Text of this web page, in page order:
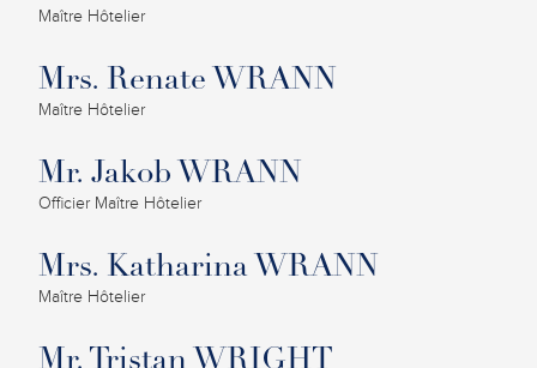
Maître Hôtelier
Mrs. Renate WRANN
Maître Hôtelier
Mr. Jakob WRANN
Officier Maître Hôtelier
Mrs. Katharina WRANN
Maître Hôtelier
Mr. Tristan WRIGHT